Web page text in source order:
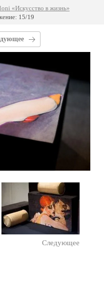
«Искусство в жизнь»
15/19
Следующее